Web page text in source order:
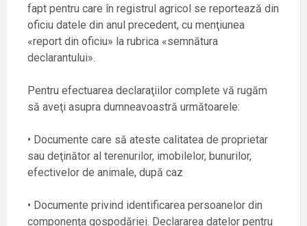
fapt pentru care în registrul agricol se reportează din
oficiu datele din anul precedent, cu menţiunea
«report din oficiu» la rubrica «semnătura
declarantului».
Pentru efectuarea declaraţiilor complete vă rugăm
să aveţi asupra dumneavoastră următoarele:
• Documente care să ateste calitatea de proprietar
sau deţinător al terenurilor, imobilelor, bunurilor,
efectivelor de animale, după caz
• Documente privind identificarea persoanelor din
componenţa gospodăriei. Declararea datelor pentru